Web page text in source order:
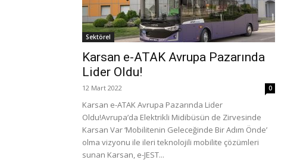
Sektörel
Karsan e-ATAK Avrupa Pazarında
Lider Oldu!
12 Mart 2022 0
Karsan e-ATAK Avrupa Pazarında Lider
Oldu!Avrupa’da Elektrikli Midibüsün de Zirvesinde
Karsan Var ‘Mobilitenin Geleceğinde Bir Adım Önde’
olma vizyonu ile ileri teknolojili mobilite çözümleri
sunan Karsan, e-JEST...